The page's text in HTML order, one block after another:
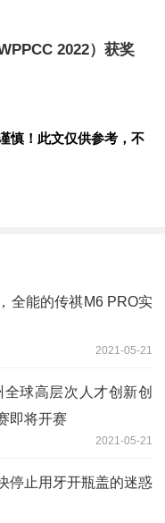
2022）获奖
慎！此文仅供参考，不
全能的传祺M6 PRO实
2021-05-21
球高层次人才创新创
即将开赛
2021-05-21
停止用牙开瓶盖的迷惑